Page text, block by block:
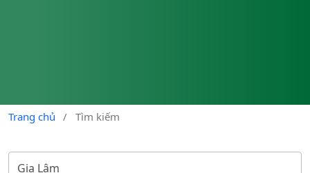
Trang chủ / Tìm kiếm